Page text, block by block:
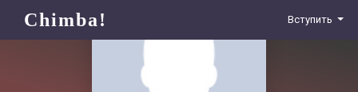
Chimba! Вступить